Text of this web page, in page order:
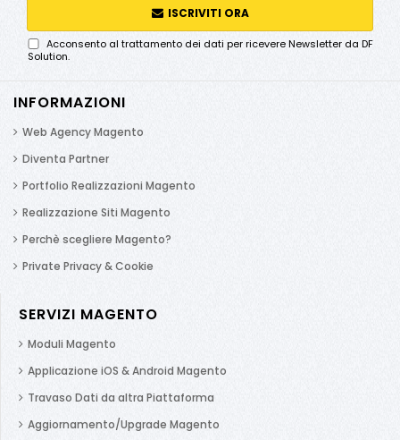
ISCRIVITI ORA
Acconsento al trattamento dei dati per ricevere Newsletter da DF
Solution.
INFORMAZIONI
Web Agency Magento
Diventa Partner
Portfolio Realizzazioni Magento
Realizzazione Siti Magento
Perchè scegliere Magento?
Private Privacy & Cookie
SERVIZI MAGENTO
Moduli Magento
Applicazione iOS & Android Magento
Travaso Dati da altra Piattaforma
Aggiornamento/Upgrade Magento